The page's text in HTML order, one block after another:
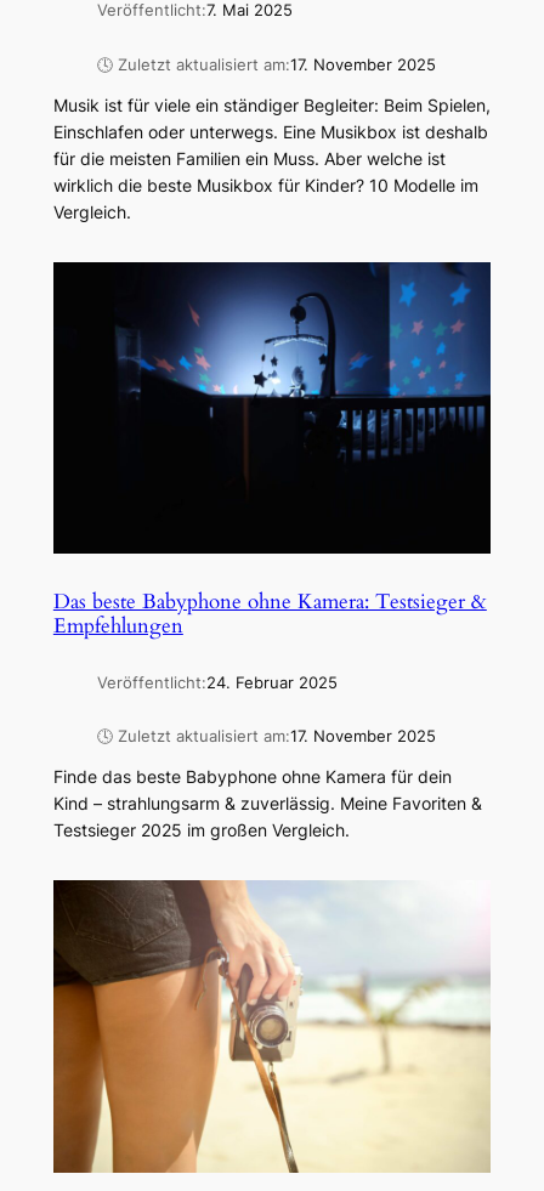
Veröffentlicht:7. Mai 2025
🕓 Zuletzt aktualisiert am:17. November 2025
Musik ist für viele ein ständiger Begleiter: Beim Spielen,
Einschlafen oder unterwegs. Eine Musikbox ist deshalb
für die meisten Familien ein Muss. Aber welche ist
wirklich die beste Musikbox für Kinder? 10 Modelle im
Vergleich.
Das beste Babyphone ohne Kamera: Testsieger &
Empfehlungen
Veröffentlicht:24. Februar 2025
🕓 Zuletzt aktualisiert am:17. November 2025
Finde das beste Babyphone ohne Kamera für dein
Kind – strahlungsarm & zuverlässig. Meine Favoriten &
Testsieger 2025 im großen Vergleich.